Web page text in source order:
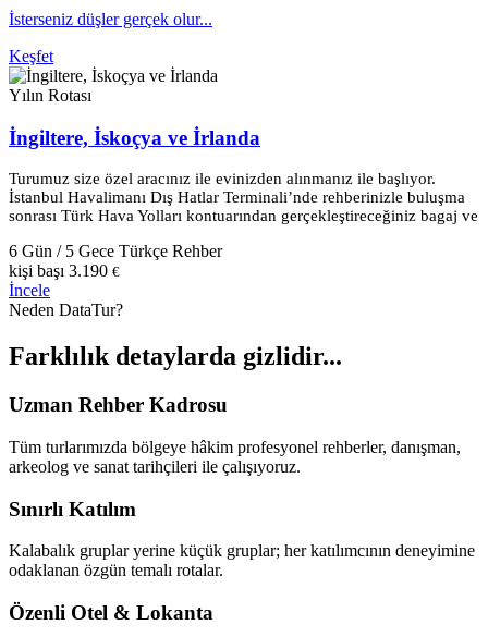
İsterseniz düşler gerçek olur...
Keşfet
Yılın Rotası
İngiltere, İskoçya ve İrlanda
Turumuz size özel aracınız ile evinizden alınmanız ile başlıyor.
İstanbul Havalimanı Dış Hatlar Terminali’nde rehberinizle buluşma
sonrası Türk Hava Yolları kontuarından gerçekleştireceğiniz bagaj ve
6 Gün / 5 Gece Türkçe Rehber
kişi başı 3.190 €
İncele
Neden DataTur?
Farklılık detaylarda gizlidir...
Uzman Rehber Kadrosu
Tüm turlarımızda bölgeye hâkim profesyonel rehberler, danışman,
arkeolog ve sanat tarihçileri ile çalışıyoruz.
Sınırlı Katılım
Kalabalık gruplar yerine küçük gruplar; her katılımcının deneyimine
odaklanan özgün temalı rotalar.
Özenli Otel & Lokanta